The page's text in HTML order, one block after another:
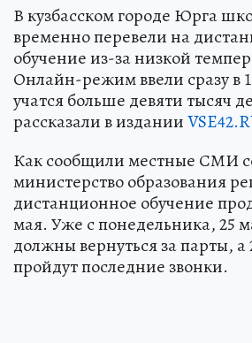
В кузбасском городе Юрга
временно перевели на
обучение из-за низкой
Онлайн-режим ввели сразу в
учатся больше девяти тысяч
рассказали в издании
Как сообщили местные СМИ
министерство образования
дистанционное обучение
мая. Уже с понедельника, 25
должны вернуться за парты,
пройдут последние звонки.